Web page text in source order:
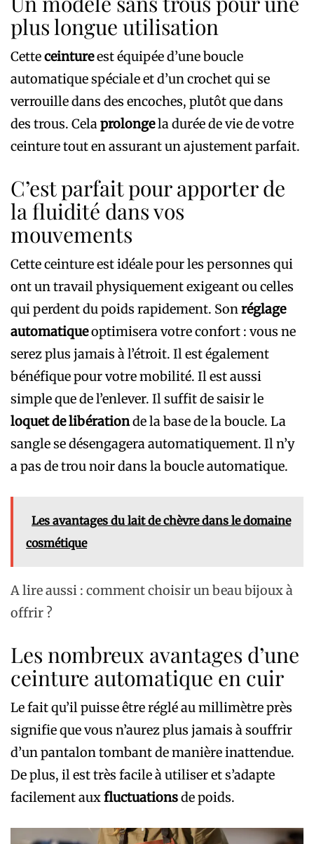
plus longue utilisation
Cetteceintureest équipée d’une boucle
automatique spéciale et d’un crochet qui se
verrouille dans des encoches, plutôt que dans
des trous. Celaprolongela durée de vie de votre
ceinture tout en assurant un ajustement parfait.
C’est parfait pour apporter de
la fluidité dans vos
mouvements
Cette ceinture est idéale pour les personnes qui
ont un travail physiquement exigeant ou celles
qui perdent du poids rapidement. Sonréglage
automatiqueoptimisera votre confort : vous ne
serez plus jamais à l’étroit. Il est également
bénéfique pour votre mobilité. Il est aussi
simple que de l’enlever. Il suffit de saisir le
loquet de libérationde la base de la boucle. La
sangle se désengagera automatiquement. Il n’y
a pas de trou noir dans la boucle automatique.
Les avantages du lait de chèvre dans le domaine
cosmétique
A lire aussi : comment choisir un beau bijoux à
offrir ?
Les nombreux avantages d’une
ceinture automatique en cuir
Le fait qu’il puisse être réglé au millimètre près
signifie que vous n’aurez plus jamais à souffrir
d’un pantalon tombant de manière inattendue.
De plus, il est très facile à utiliser et s’adapte
facilement auxfluctuationsde poids.